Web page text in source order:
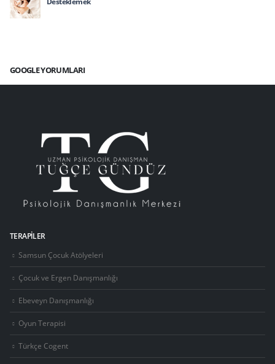
GOOGLE YORUMLARI
TERAPILER
Samsun Çocuk Atölyeleri
Çocuk ve Ergen Danışmanlığı
Ebeveyn Danışmanlığı
Oyun Terapisi
Türkçe Cogent